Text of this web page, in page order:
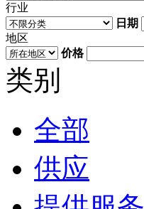
行业
日期
地区
价格
类别
全部
供应